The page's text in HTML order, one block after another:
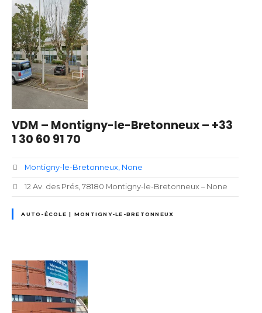
VDM – Montigny-le-Bretonneux – +33
1 30 60 91 70
Montigny-le-Bretonneux None
12 Av. des Prés, 78180 Montigny-le-Bretonneux – None
AUTO-ÉCOLE | MONTIGNY-LE-BRETONNEUX